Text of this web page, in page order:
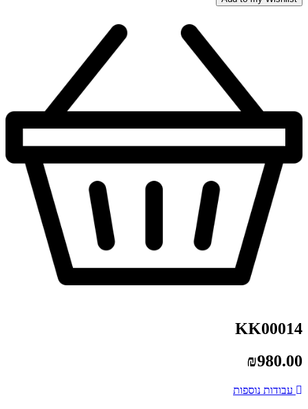
KK00014
₪980.00
עבודות נוספות